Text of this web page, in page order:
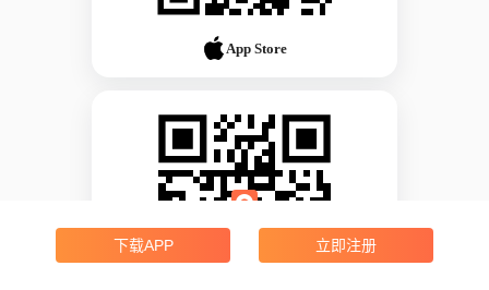
App Store
下载APP 立即注册